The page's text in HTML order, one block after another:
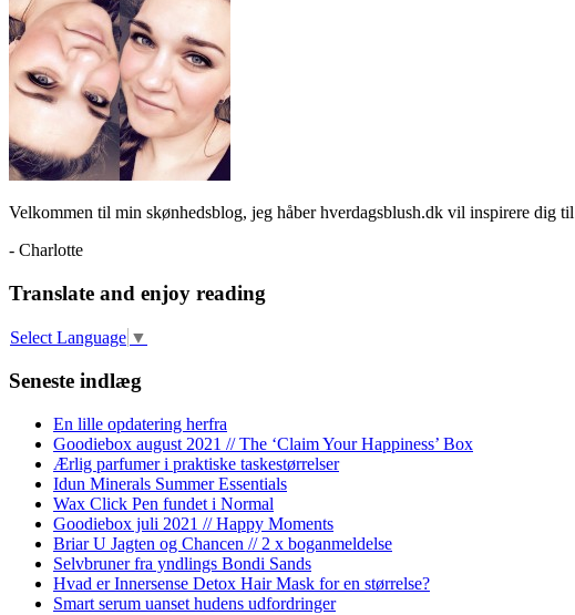
Velkommen til min skønhedsblog, jeg håber hverdagsblush.dk vil inspirere dig
- Charlotte
Translate and enjoy reading
Select Language ▼
Seneste indlæg
En lille opdatering herfra
Goodiebox august 2021 // The ‘Claim Your Happiness’ Box
Ærlig parfumer i praktiske taskestørrelser
Idun Minerals Summer Essentials
Wax Click Pen fundet i Normal
Goodiebox juli 2021 // Happy Moments
Briar U Jagten og Chancen // 2 x boganmeldelse
Selvbruner fra yndlings Bondi Sands
Hvad er Innersense Detox Hair Mask for en størrelse?
Smart serum uanset hudens udfordringer